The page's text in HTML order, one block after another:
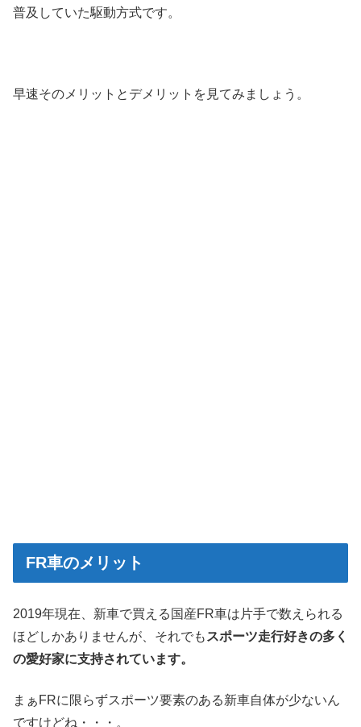
普及していた駆動方式です。
早速そのメリットとデメリットを見てみましょう。
FR車のメリット
2019年現在、新車で買える国産FR車は片手で数えられる
ほどしかありませんが、それでも スポーツ走行好きの多く
の愛好家に支持されています。
まぁFRに限らずスポーツ要素のある新車自体が少ないん
ですけどね・・・。